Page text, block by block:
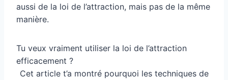
aussi de la loi de l’attraction, mais pas de la même
manière.
Tu veux vraiment utiliser la loi de l’attraction
efficacement ?
Cet article t’a montré pourquoi les techniques de